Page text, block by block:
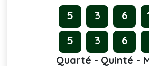
5 3 6
5
3 6
Quarté - Quinté -